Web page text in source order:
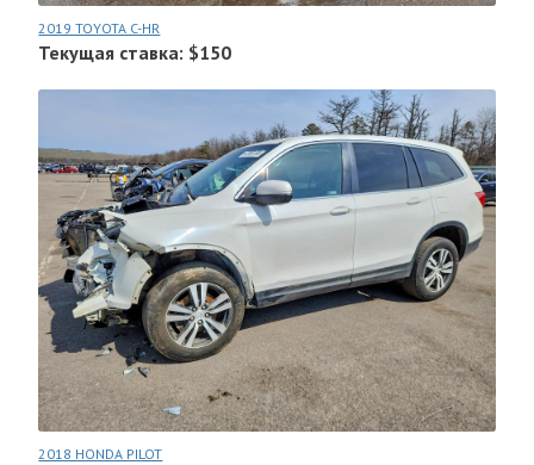
2019 TOYOTA C-HR
Текущая ставка: $150
2018 HONDA PILOT